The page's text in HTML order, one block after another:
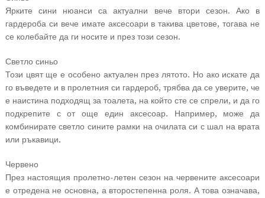
Ярките сини нюанси са актуални вече втори сезон. Ако в
гардероба си вече имате аксесоари в такива цветове, тогава не
се колебайте да ги носите и през този сезон.
Светло синьо
Този цвят ще е особено актуален през лятото. Но ако искате да
го въведете и в пролетния си гардероб, трябва да се уверите, че
е наистина подходящ за тоалета, на който сте се спрели, и да го
подкрепите с от още един аксесоар. Например, може да
комбинирате светло сините рамки на очилата си с шал на врата
или ръкавици.
Червено
През настоящия пролетно-летен сезон на червените аксесоари
е отредена не основна, а второстепенна роля. А това означава,